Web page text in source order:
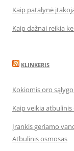
Kaip patalynė
Kaip dažnai reikia
KLINKERIS
Kokiomis oro
Kaip veikia
Įrankis geriamo
Atbulinis osmosas